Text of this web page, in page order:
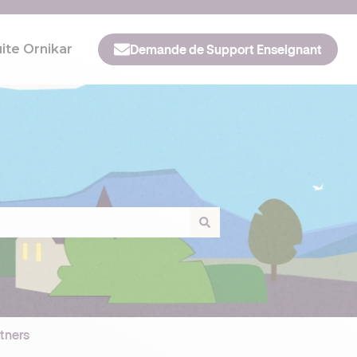
Ornikar Demande de Support Enseignant